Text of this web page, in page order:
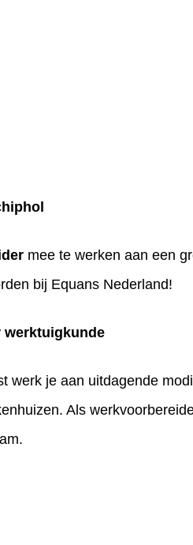
mee te werken aan een
bij Equans Nederland!
werktuigkunde
werk je aan uitdagende
Als